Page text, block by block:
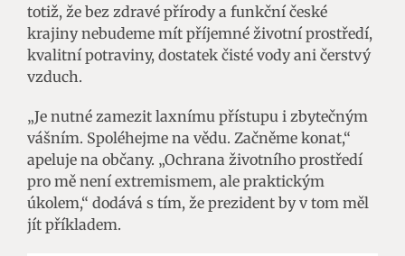
totiž, že bez zdravé přírody a funkční české
krajiny nebudeme mít příjemné životní prostředí,
kvalitní potraviny, dostatek čisté vody ani čerstvý
vzduch.
„Je nutné zamezit laxnímu přístupu i zbytečným
vášním. Spoléhejme na vědu. Začněme konat,“
apeluje na občany. „Ochrana životního prostředí
pro mě není extremismem, ale praktickým
úkolem,“ dodává s tím, že prezident by v tom měl
jít příkladem.